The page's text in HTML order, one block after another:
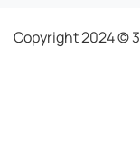
Copyright 2024 ©